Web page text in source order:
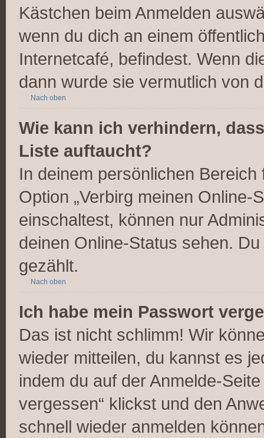
Kästchen beim Anmelden
wenn du dich an einem
Internetcafé, befindest. Wenn
dann wurde sie vermutlich von
Nach oben
Wie kann ich verhindern,
Liste auftaucht?
In deinem persönlichen
Option „Verbirg meinen Online-
einschaltest, können nur
deinen Online-Status sehen.
gezählt.
Nach oben
Ich habe mein Passwort
Das ist nicht schlimm! Wir
wieder mitteilen, du kannst es
indem du auf der Anmelde-
vergessen“ klickst und den
schnell wieder anmelden